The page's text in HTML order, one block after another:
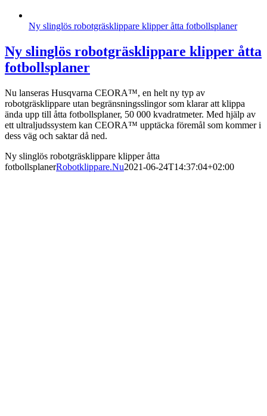
Ny slinglös robotgräsklippare klipper åtta fotbollsplaner
Ny slinglös robotgräsklippare klipper åtta
fotbollsplaner
Nu lanseras Husqvarna CEORA™, en helt ny typ av
robotgräsklippare utan begränsningsslingor som klarar att klippa
ända upp till åtta fotbollsplaner, 50 000 kvadratmeter. Med hjälp av
ett ultraljudssystem kan CEORA™ upptäcka föremål som kommer i
dess väg och saktar då ned.
Ny slinglös robotgräsklippare klipper åtta
fotbollsplanerRobotklippare.Nu2021-06-24T14:37:04+02:00